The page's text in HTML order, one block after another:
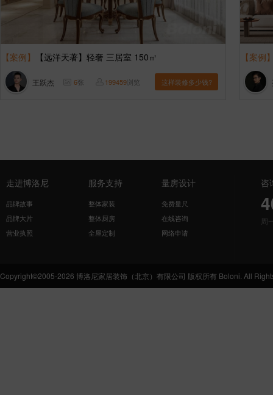
【案例】 【远洋天著】轻奢 三居室 150㎡
王跃杰 6张 199459浏览 这样装修多少钱?
【案例
走进博洛尼
品牌故事
品牌大片
营业执照
服务支持
整体家装
整体厨房
全屋定制
量房设计
免费量尺
在线咨询
网络申请
咨
周
Copyright©2005-2026 博洛尼家居装饰（北京）有限公司 版权所有 Boloni. All